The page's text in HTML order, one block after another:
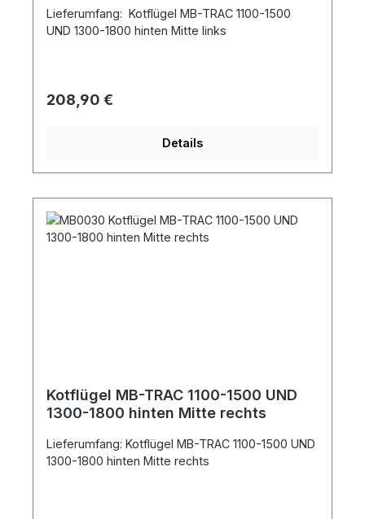
Lieferumfang: Kotflügel MB-TRAC 1100-1500
UND 1300-1800 hinten Mitte links
Regulärer Preis:
208,90 €
Details
Kotflügel MB-TRAC 1100-1500 UND
1300-1800 hinten Mitte rechts
Lieferumfang: Kotflügel MB-TRAC 1100-1500 UND
1300-1800 hinten Mitte rechts